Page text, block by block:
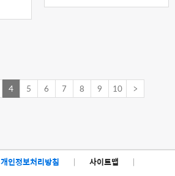
4 5 6 7 8 9 10 >
개인정보처리방침 | 사이트맵
|